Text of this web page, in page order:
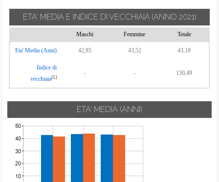
ETA' MEDIA E INDICE DI VECCHIAIA (ANNO 2021)
Maschi Femmine Totale
Eta' Media (Anni) 42,85 43,52 43,18
Indice di
vecchiaia[1]
- - 130,49
ETA' MEDIA (ANNI)